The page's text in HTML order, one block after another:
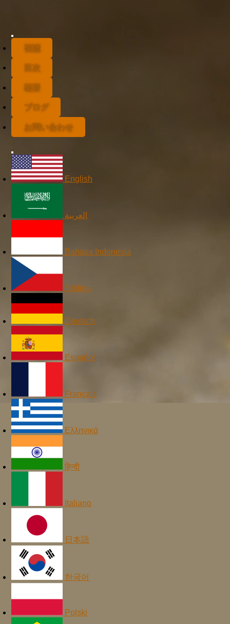
視聴
目次
概要
ブログ
お問い合わせ
English
العربية
Bahasa Indonesia
čeština
Deutsch
Español
Français
Ελληνικά
हिन्दी
Italiano
日本語
한국어
Polski